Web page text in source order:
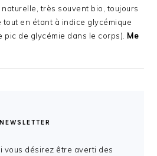
naturelle, très souvent bio, toujours
tout en étant à indice glycémique
pic de glycémie dans le corps). Me
NEWSLETTER
vous désirez être averti des